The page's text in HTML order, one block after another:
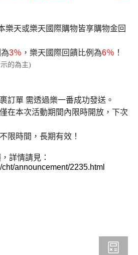
樂天或樂天國際購物皆享購物金回
3％ ，樂天國際回饋比例為6％ ！
的為主)
訂單 需透過樂一番成功發送。
在本次活動期間內限時開放，下次
限時間，長期有效！
詳情請見：
announcement/2235.html